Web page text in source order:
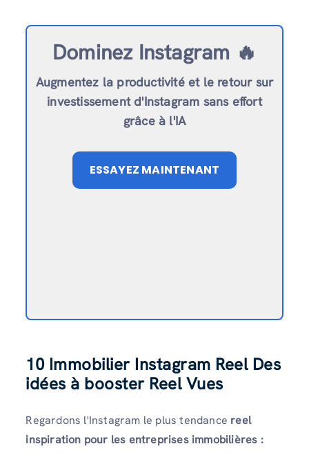
Dominez Instagram 🔥
Augmentez la productivité et le retour sur
investissement d'Instagram sans effort
grâce à l'IA
ESSAYEZ MAINTENANT
10 Immobilier Instagram Reel Des
idées à booster Reel Vues
Regardons l'Instagram le plus tendance reel
inspiration pour les entreprises immobilières :